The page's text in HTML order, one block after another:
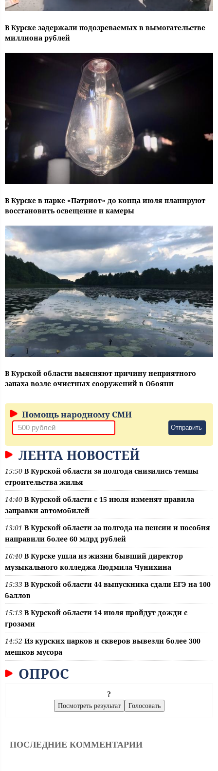
В Курске задержали подозреваемых в вымогательстве
миллиона рублей
В Курске в парке «Патриот» до конца июля планируют
восстановить освещение и камеры
В Курской области выясняют причину неприятного
запаха возле очистных сооружений в Обояни
Помощь народному СМИ
Отправить
ЛЕНТА НОВОСТЕЙ
15:50 В Курской области за полгода снизились темпы
строительства жилья
14:40 В Курской области с 15 июля изменят правила
заправки автомобилей
13:01 В Курской области за полгода на пенсии и пособия
направили более 60 млрд рублей
16:40 В Курске ушла из жизни бывший директор
музыкального колледжа Людмила Чунихина
15:33 В Курской области 44 выпускника сдали ЕГЭ на 100
баллов
15:13 В Курской области 14 июля пройдут дожди с
грозами
14:52 Из курских парков и скверов вывезли более 300
мешков мусора
ОПРОС
?
ПОСЛЕДНИЕ КОММЕНТАРИИ